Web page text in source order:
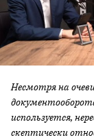
Несмотря на
используется,
скептически